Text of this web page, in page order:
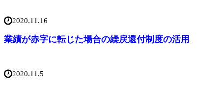
2020.11.16
業績が赤字に転じた場合の繰戻還付制度の活用
2020.11.5